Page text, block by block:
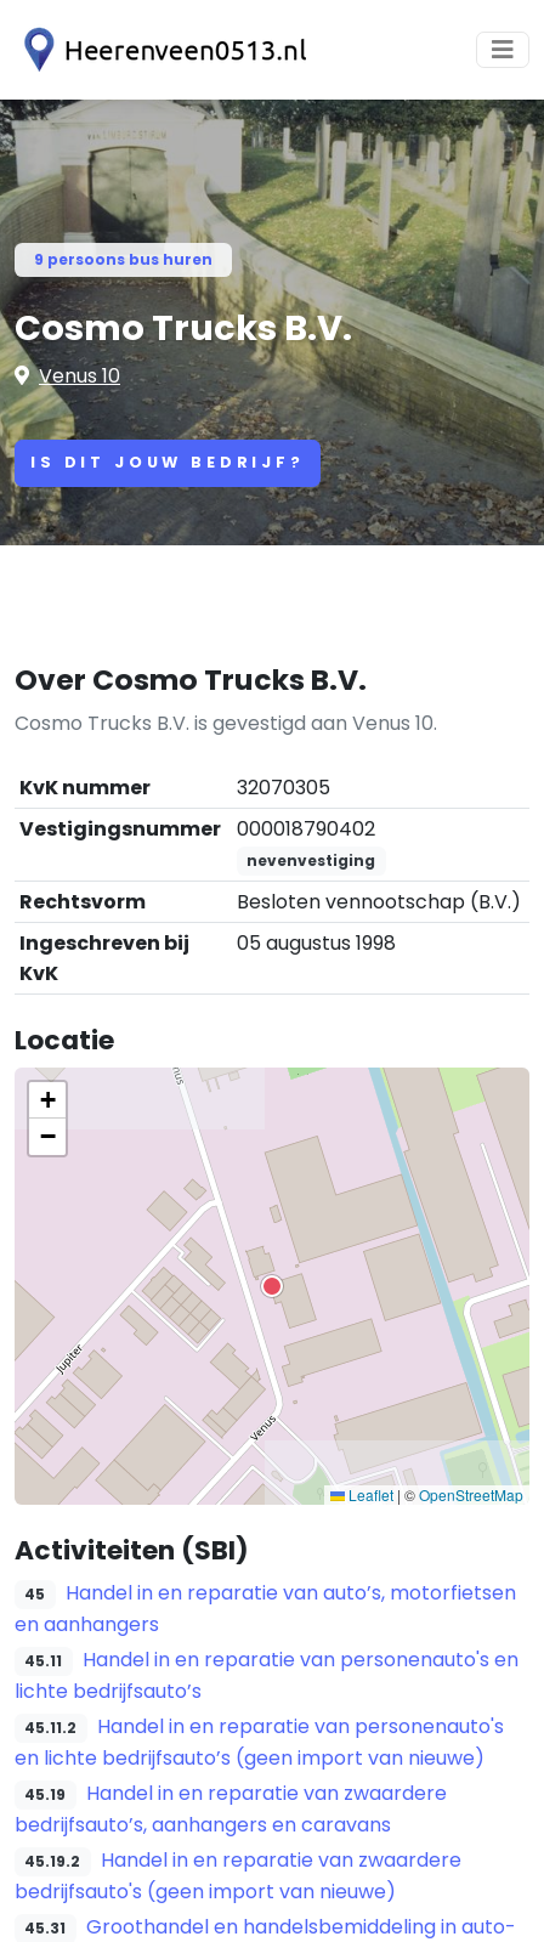
9 persoons bus huren
Cosmo Trucks B.V.
Venus 10
IS DIT JOUW BEDRIJF?
Over Cosmo Trucks B.V.
Cosmo Trucks B.V. is gevestigd aan Venus 10.
KvK nummer
32070305
Vestigingsnummer 000018790402
nevenvestiging
Rechtsvorm
Besloten vennootschap (B.V.)
Ingeschreven bij
KvK
05 augustus 1998
Locatie
+
−
Leaflet | ©OpenStreetMap
Activiteiten (SBI)
45
Handel in en reparatie van auto’s, motorfietsen
en aanhangers
45.11
Handel in en reparatie van personenauto's en
lichte bedrijfsauto’s
45.11.2
Handel in en reparatie van personenauto's
en lichte bedrijfsauto’s (geen import van nieuwe)
45.19
Handel in en reparatie van zwaardere
bedrijfsauto’s, aanhangers en caravans
45.19.2
Handel in en reparatie van zwaardere
bedrijfsauto's (geen import van nieuwe)
45.31
Groothandel en handelsbemiddeling in auto-